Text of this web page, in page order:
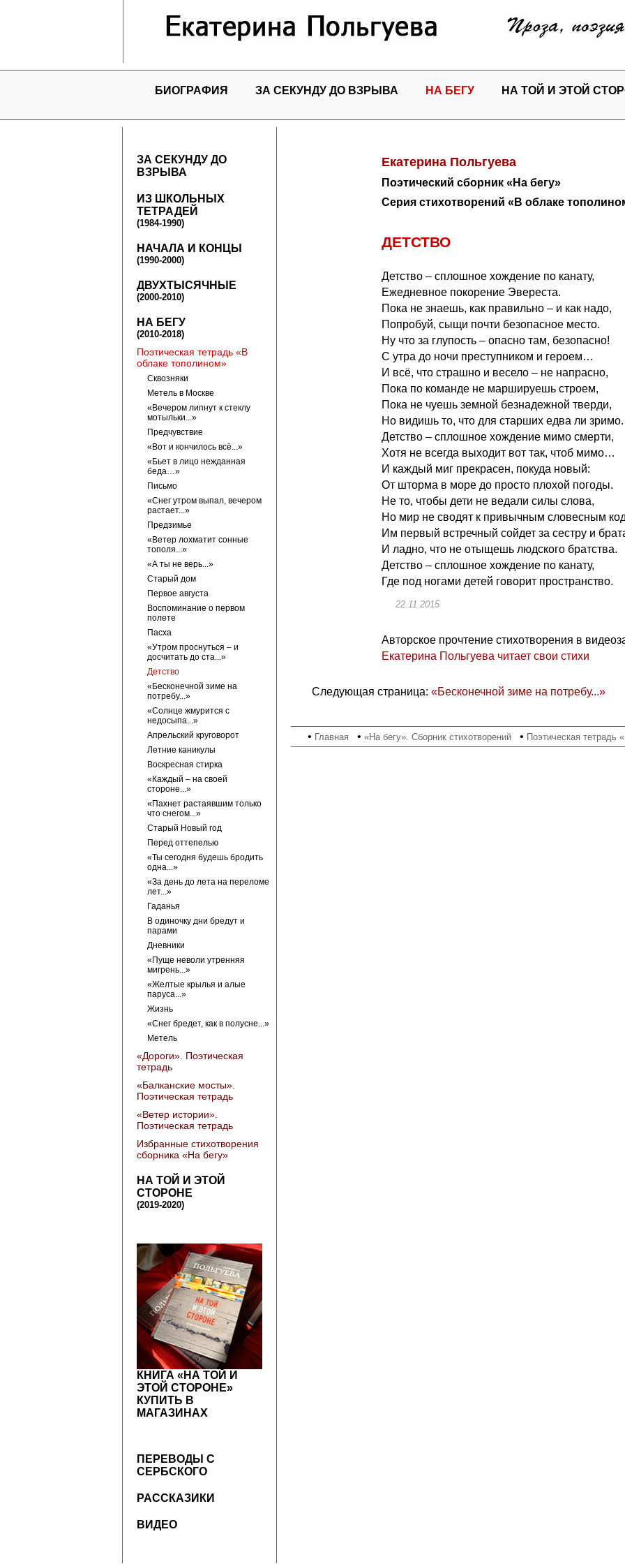
БИОГРАФИЯ ЗА СЕКУНДУ ДО ВЗРЫВА НА БЕГУ НА ТОЙ И ЭТОЙ
ЗА СЕКУНДУ ДО
ВЗРЫВА
ИЗ ШКОЛЬНЫХ
ТЕТРАДЕЙ
(1984-1990)
НАЧАЛА И КОНЦЫ
(1990-2000)
ДВУХТЫСЯЧНЫЕ
(2000-2010)
НА БЕГУ
(2010-2018)
Поэтическая тетрадь «В
облаке тополином»
Сквозняки
Метель в Москве
«Вечером липнут к стеклу
мотыльки...»
Предчувствие
«Вот и кончилось всё...»
«Бьет в лицо нежданная
беда…»
Письмо
«Снег утром выпал, вечером
растает...»
Предзимье
«Ветер лохматит сонные
тополя...»
«А ты не верь...»
Старый дом
Первое августа
Воспоминание о первом
полете
Пасха
«Утром проснуться – и
досчитать до ста...»
Детство
«Бесконечной зиме на
потребу...»
«Солнце жмурится с
недосыпа...»
Апрельский круговорот
Летние каникулы
Воскресная стирка
«Каждый – на своей
стороне...»
«Пахнет растаявшим только
что снегом...»
Старый Новый год
Перед оттепелью
«Ты сегодня будешь бродить
одна...»
«За день до лета на переломе
лет...»
Гаданья
В одиночку дни бредут и
парами
Дневники
«Пуще неволи утренняя
мигрень...»
«Желтые крылья и алые
паруса...»
Жизнь
«Снег бредет, как в полусне...»
Метель
«Дороги». Поэтическая
тетрадь
«Балканские мосты».
Поэтическая тетрадь
«Ветер истории».
Поэтическая тетрадь
Избранные стихотворения
сборника «На бегу»
НА ТОЙ И ЭТОЙ
СТОРОНЕ
(2019-2020)
КНИГА «НА ТОЙ И
ЭТОЙ СТОРОНЕ»
КУПИТЬ В
МАГАЗИНАХ
ПЕРЕВОДЫ С
СЕРБСКОГО
РАССКАЗИКИ
ВИДЕО
Екатерина Польгуева
Поэтический сборник «На бегу»
Серия стихотворений «В облаке
ДЕТСТВО
Детство – сплошное хождение по канату,
Ежедневное покорение Эвереста.
Пока не знаешь, как правильно – и как надо,
Попробуй, сыщи почти безопасное место.
Ну что за глупость – опасно там, безопасно!
С утра до ночи преступником и героем…
И всё, что страшно и весело – не напрасно,
Пока по команде не маршируешь строем,
Пока не чуешь земной безнадежной тверди,
Но видишь то, что для старших едва ли зримо.
Детство – сплошное хождение мимо смерти,
Хотя не всегда выходит вот так, чтоб мимо…
И каждый миг прекрасен, покуда новый:
От шторма в море до просто плохой погоды.
Не то, чтобы дети не ведали силы слова,
Но мир не сводят к привычным словесным
Им первый встречный сойдет за сестру и
И ладно, что не отыщешь людского братства.
Детство – сплошное хождение по канату,
Где под ногами детей говорит пространство.
22.11.2015
Авторское прочтение стихотворения в
Екатерина Польгуева читает свои стихи
Следующая страница: «Бесконечной зиме на потребу...»
• Главная • «На бегу». Сборник стихотворений • Поэтическая тетрадь